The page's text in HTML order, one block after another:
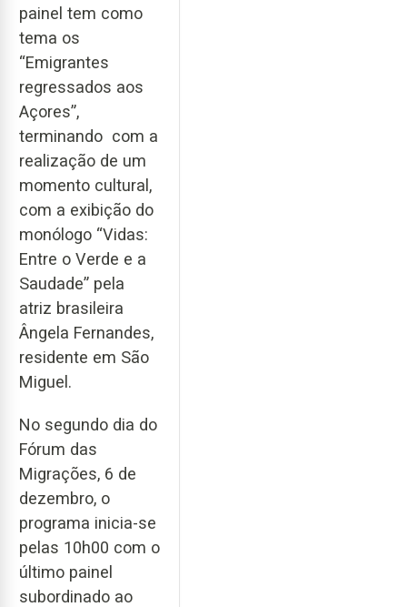
painel tem como
tema os
“Emigrantes
regressados aos
Açores”,
terminando com a
realização de um
momento cultural,
com a exibição do
monólogo “Vidas:
Entre o Verde e a
Saudade” pela
atriz brasileira
Ângela Fernandes,
residente em São
Miguel.
No segundo dia do
Fórum das
Migrações, 6 de
dezembro, o
programa inicia-se
pelas 10h00 com o
último painel
subordinado ao